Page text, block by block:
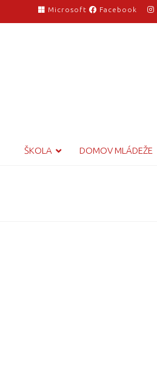
Microsoft Facebook
ŠKOLA DOMOV MLÁDEŽE